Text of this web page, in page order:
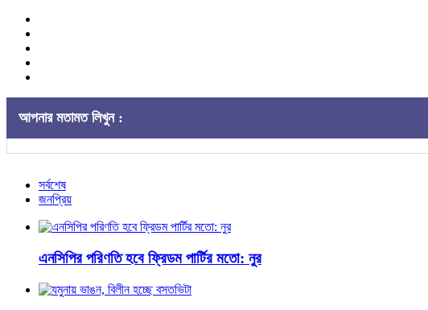
আপনার মতামত লিখুন :
সর্বশেষ
জনপ্রিয়
এনসিপির পরিণতি হবে ফ্রিডম পার্টির মতো: নুর